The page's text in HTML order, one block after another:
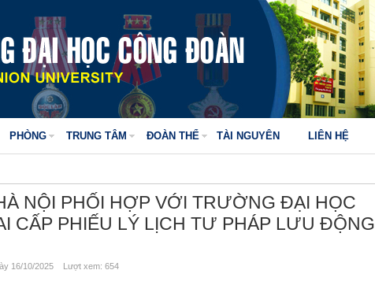
PHÒNG TRUNG TÂM ĐOÀN THỂ TÀI NGUYÊN LIÊN HỆ
NỘI PHỐI HỢP VỚI TRƯỜNG ĐẠI HỌC
CẤP PHIẾU LÝ LỊCH TƯ PHÁP LƯU ĐỘNG
16/10/2025 Lượt xem: 654